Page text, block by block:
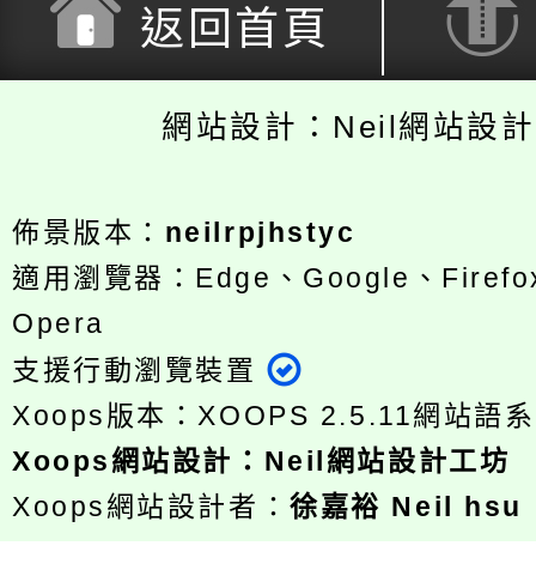
返回首頁
網站設計：Neil網站設
佈景版本： neilrpjhstyc
適用瀏覽器：Edge、Google、
Opera
支援行動瀏覽裝置
Xoops版本： XOOPS 2.5.11網站語
Xoops網站設計 ： Neil網站設計工坊
Xoops網站設計者：徐嘉裕 Neil hsu